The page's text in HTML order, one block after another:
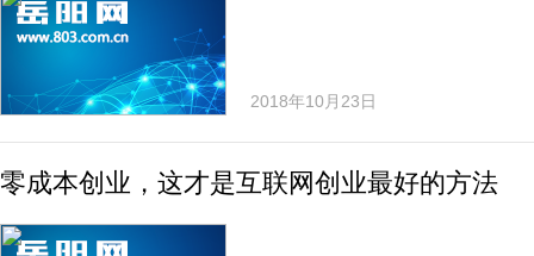
2018年10月23日
零成本创业，这才是互联网创业最好的方法